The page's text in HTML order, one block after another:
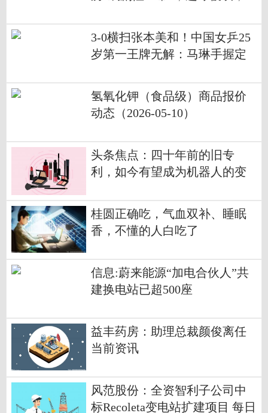
3-0横扫张本美和！中国女乒25
岁第一王牌无解：马琳手握定
氢氧化钾（食品级）商品报价
动态（2026-05-10）
头条焦点：四十年前的旧专
利，如今有望成为机器人的变
桂圆正确吃，气血双补、睡眠
香，不懂的人白吃了
信息:蔚来能源“加电合伙人”共
建换电站已超500座
益丰药房：助理总裁颜俊离任
当前资讯
风范股份：全资智利子公司中
标Recoleta变电站扩建项目 每日